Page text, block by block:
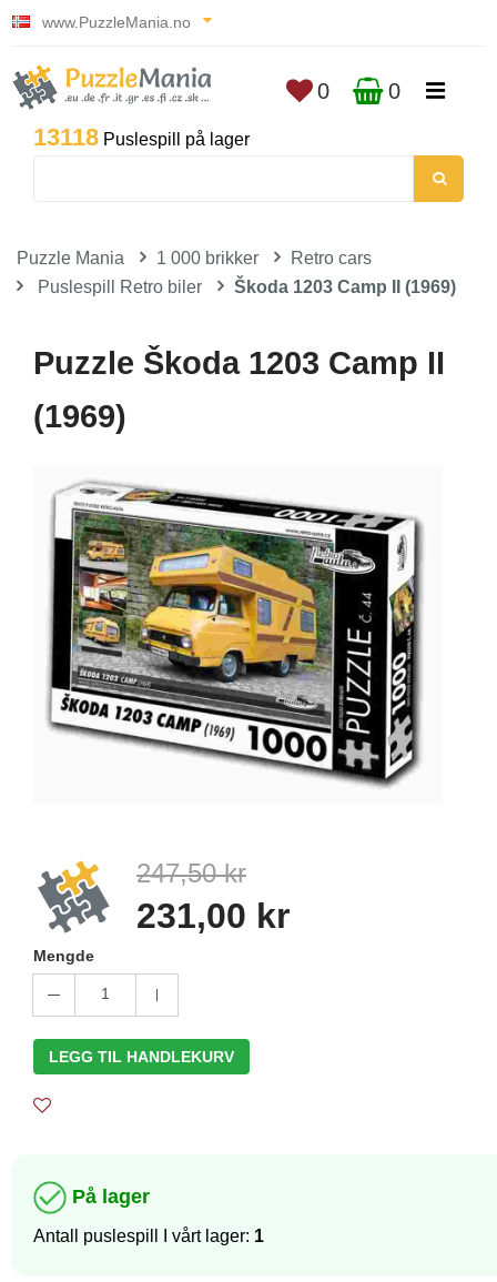
www.PuzzleMania.no
13118 Puslespill på lager
0 0
Puzzle Mania 1 000 brikker
Retro cars
Puslespill Retro biler
Škoda 1203 Camp II (1969)
Puzzle Škoda 1203 Camp II
(1969)
247,50 kr
231,00 kr
Mengde
1
LEGG TIL HANDLEKURV
På lager
Antall puslespill I vårt lager: 1